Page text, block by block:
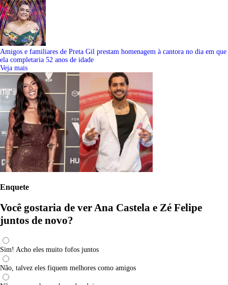
Amigos e familiares de Preta Gil prestam homenagem à cantora no dia em que
ela completaria 52 anos de idade
Veja mais
Enquete
Você gostaria de ver Ana Castela e Zé Felipe
juntos de novo?
Sim! Acho eles muito fofos juntos
Não, talvez eles fiquem melhores como amigos